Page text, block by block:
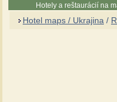
Hotely a reštaurácií na
Hotel maps / Ukrajina /